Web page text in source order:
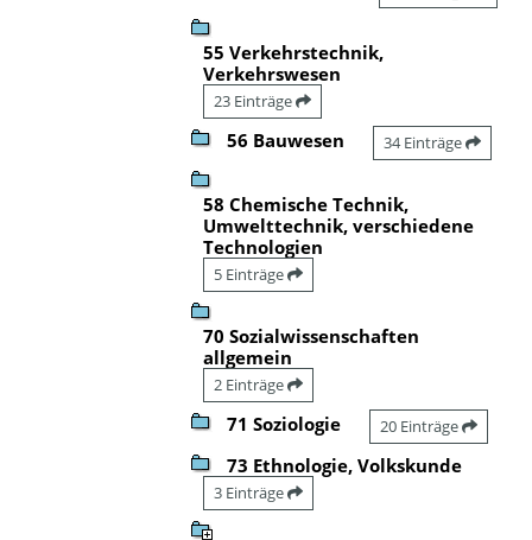
55 Verkehrstechnik,
Verkehrswesen
23 Einträge
56 Bauwesen 34 Einträge
58 Chemische Technik,
Umwelttechnik, verschiedene
Technologien
5 Einträge
70 Sozialwissenschaften
allgemein
2 Einträge
71 Soziologie 20 Einträge
73 Ethnologie, Volkskunde
3 Einträge